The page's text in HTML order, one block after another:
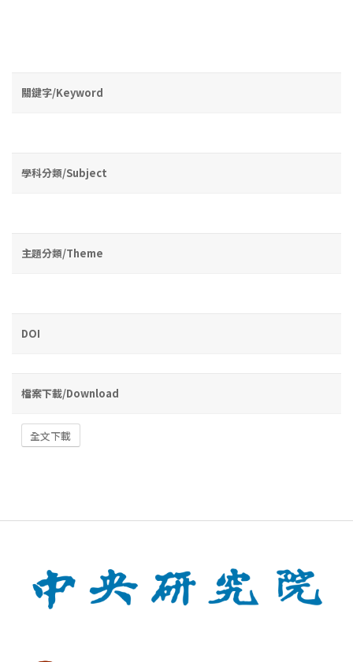
關鍵字/Keyword
學科分類/Subject
主題分類/Theme
DOI
檔案下載/Download
全文下載